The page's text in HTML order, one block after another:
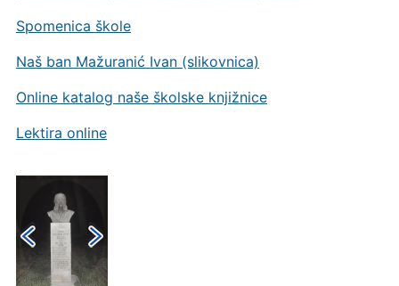
Spomenica škole
Naš ban Mažuranić Ivan (slikovnica)
Online katalog naše školske knjižnice
Lektira online